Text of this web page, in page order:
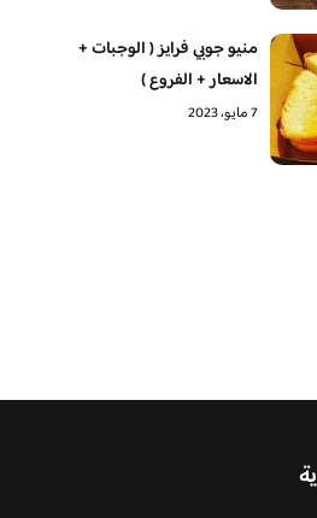
منيو جوبي فرايز ( الوجبات +
الاسعار + الفروع )
7 مايو، 2023